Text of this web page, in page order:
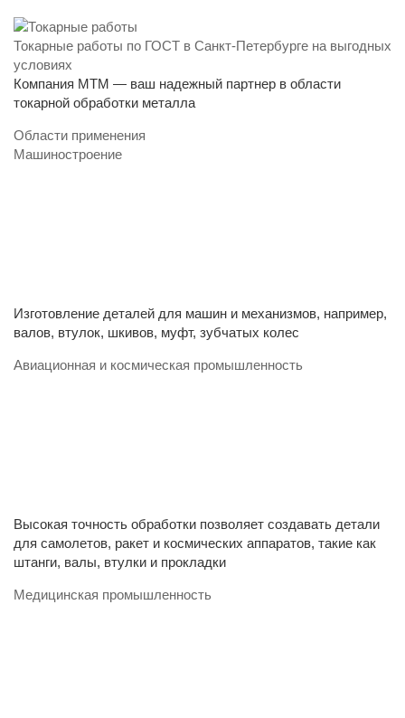
Токарные работы по ГОСТ в Санкт-Петербурге на выгодных
условиях
Компания МТМ — ваш надежный партнер в области
токарной обработки металла
Области применения
Машиностроение
Изготовление деталей для машин и механизмов, например,
валов, втулок, шкивов, муфт, зубчатых колес
Авиационная и космическая промышленность
Высокая точность обработки позволяет создавать детали
для самолетов, ракет и космических аппаратов, такие как
штанги, валы, втулки и прокладки
Медицинская промышленность